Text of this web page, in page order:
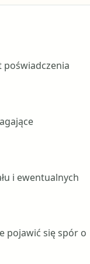
poświadczenia
i ewentualnych
pojawić się spór o